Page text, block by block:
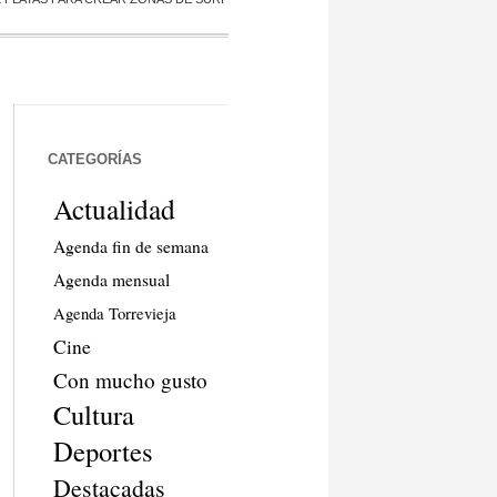
CATEGORÍAS
Actualidad
Agenda fin de semana
Agenda mensual
Agenda Torrevieja
Cine
Con mucho gusto
Cultura
Deportes
Destacadas